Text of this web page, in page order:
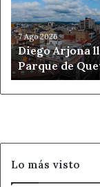
su
humor
al
Parque
de
Quevedo
de
7 Ago 2026
Diego Arjona
Parque de
Lo más visto